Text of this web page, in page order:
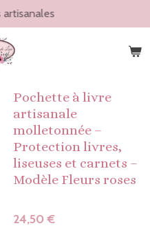
artisanales
Pochette à livre
artisanale
molletonnée –
Protection livres,
liseuses et carnets –
Modèle Fleurs roses
24,50 €